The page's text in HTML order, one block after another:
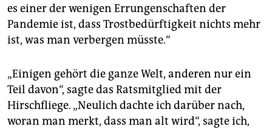
es einer der wenigen Errungenschaften der
Pandemie ist, dass Trostbedürftigkeit nichts mehr
ist, was man verbergen müsste.“
„Einigen gehört die ganze Welt, anderen nur ein
Teil davon“, sagte das Ratsmitglied mit der
Hirschfliege. „Neulich dachte ich darüber nach,
woran man merkt, dass man alt wird“, sagte ich,